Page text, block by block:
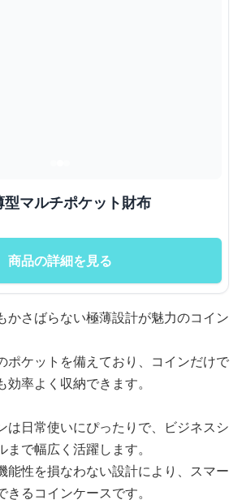
ンケース 薄型マルチポケット財布
商品の詳細を見る
かさばらない極薄設計が魅力のコイン
ポケットを備えており、コインだけで
率よく収納できます。
は日常使いにぴったりで、ビジネスシ
で幅広く活躍します。
能性を損なわない設計により、スマー
きるコインケースです。